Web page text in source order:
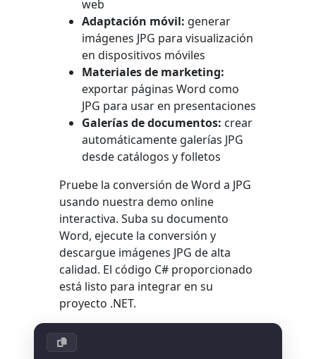
web
Adaptación móvil: generar
imágenes JPG para visualización
en dispositivos móviles
Materiales de marketing:
exportar páginas Word como
JPG para usar en presentaciones
Galerías de documentos: crear
automáticamente galerías JPG
desde catálogos y folletos
Pruebe la conversión de Word a JPG
usando nuestra demo online
interactiva. Suba su documento
Word, ejecute la conversión y
descargue imágenes JPG de alta
calidad. El código C# proporcionado
está listo para integrar en su
proyecto .NET.